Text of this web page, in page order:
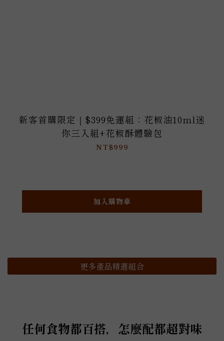
新客首購限定｜$399免運組：花椒油10ml迷
你三入組+花椒酥體驗包
NT$999
加入購物車
更多產品精選組合
任何食物都百搭，怎麼配都超對味